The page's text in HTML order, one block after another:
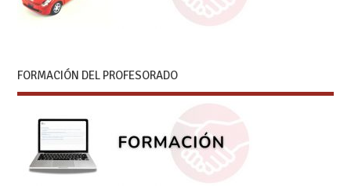
FORMACIÓN DEL PROFESORADO